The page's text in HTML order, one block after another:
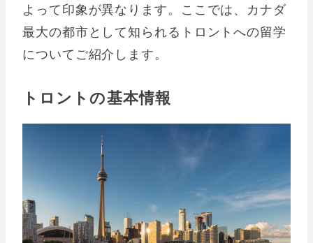
よって印象が異なります。ここでは、カナダ
最大の都市として知られるトロントへの留学
についてご紹介します。
トロントの基本情報